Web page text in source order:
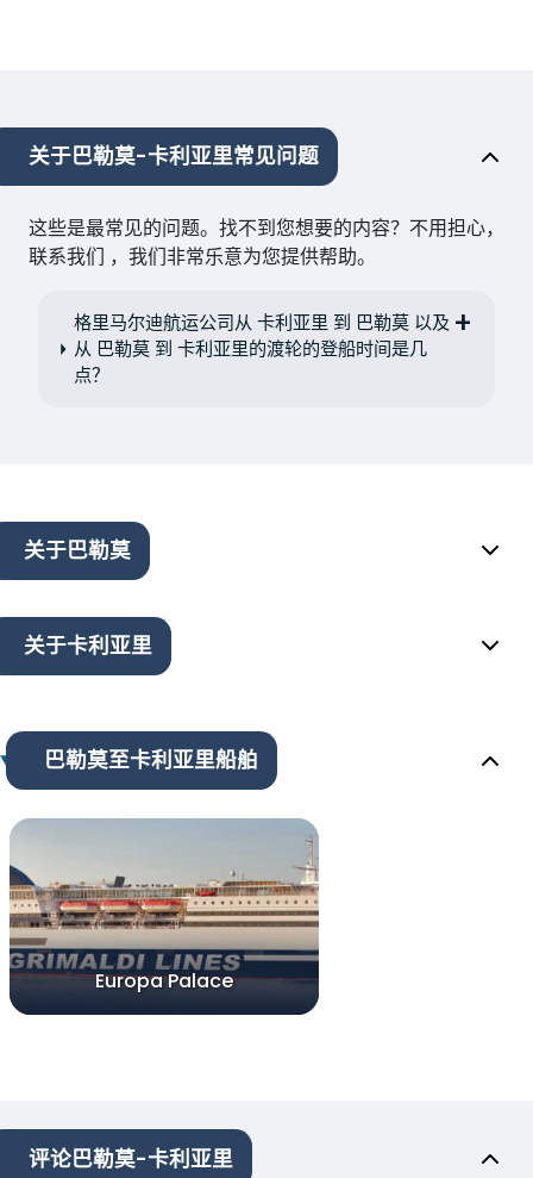
关于巴勒莫-卡利亚里常见问题
这些是最常见的问题。找不到您想要的内容？不用担心，
联系我们 ，我们非常乐意为您提供帮助。
格里马尔迪航运公司从 卡利亚里 到 巴勒莫 以及
从 巴勒莫 到 卡利亚里的渡轮的登船时间是几
点？
关于巴勒莫
关于卡利亚里
巴勒莫至卡利亚里船舶
Europa Palace
评论巴勒莫-卡利亚里